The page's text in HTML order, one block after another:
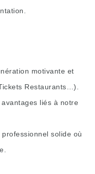
motivante et
Restaurants…).
liés à notre
solide où